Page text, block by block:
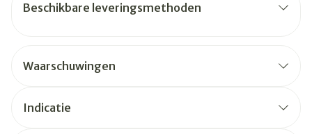
Beschikbare leveringsmethoden
Waarschuwingen
Indicatie